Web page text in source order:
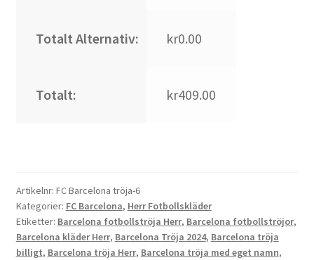
Totalt Alternativ: kr0.00
Totalt: kr409.00
Artikelnr: FC Barcelona tröja-6
Kategorier: FC Barcelona, Herr Fotbollskläder
Etiketter: Barcelona fotbollströja Herr, Barcelona fotbollströjor,
Barcelona kläder Herr, Barcelona Tröja 2024, Barcelona tröja
billigt, Barcelona tröja Herr, Barcelona tröja med eget namn,